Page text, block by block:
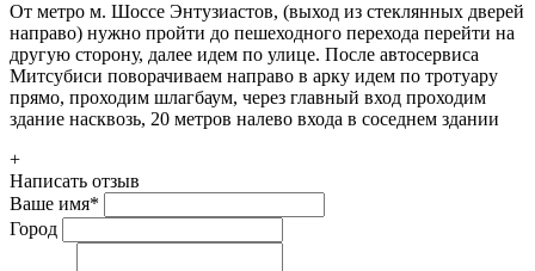
От метро м. Шоссе Энтузиастов, (выход из стеклянных дверей
направо) нужно пройти до пешеходного перехода перейти на
другую сторону, далее идем по улице. После автосервиса
Митсубиси поворачиваем направо в арку идем по тротуару
прямо, проходим шлагбаум, через главный вход проходим
здание насквозь, 20 метров налево входа в соседнем здании
+
Написать отзыв
Ваше имя*
Город